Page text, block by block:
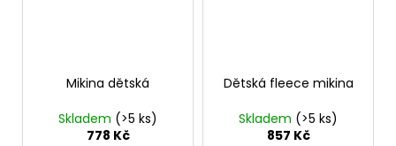
Mikina dětská
Skladem (>5 ks)
778 Kč
Dětská fleece mikina
Skladem (>5 ks)
857 Kč